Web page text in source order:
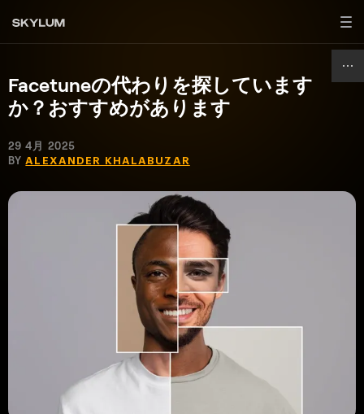
Facetuneの代わりを探しています
か？おすすめがあります
29 4月 2025
BYALEXANDER KHALABUZAR